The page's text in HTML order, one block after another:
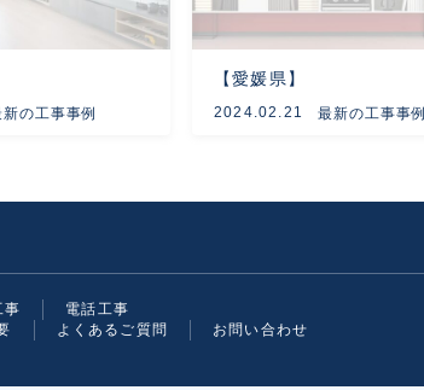
新の工事事例
【愛媛県】
2024.02.21 最新の工事事例
電話工事
よくあるご質問
お問い合わせ